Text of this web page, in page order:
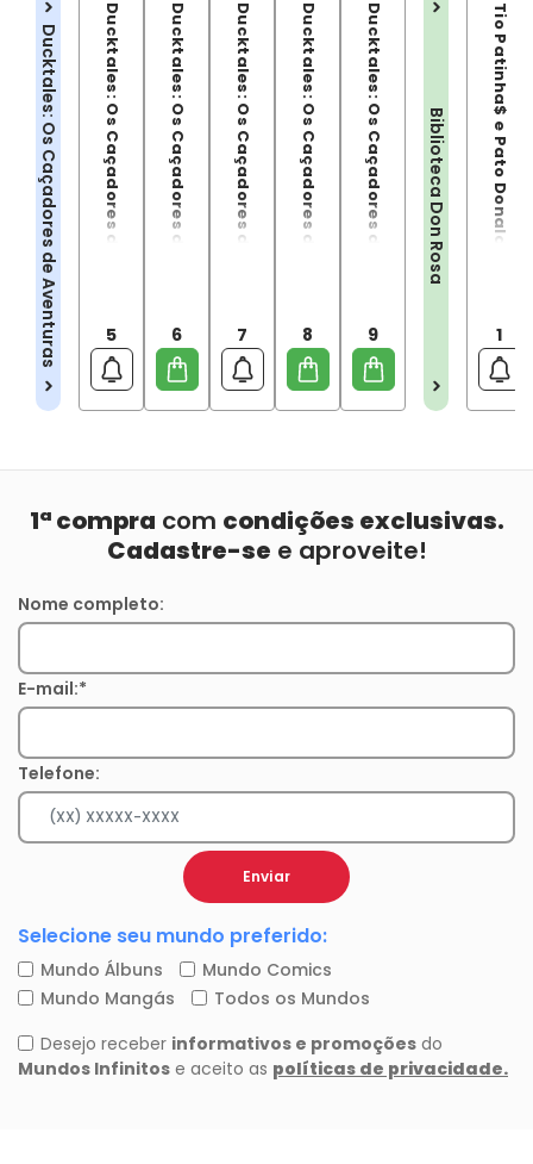
Ducktales: Os Caçadores de AventurasDucktales: Os Caçadores de Aventuras Vol.05
5 Ducktales: Os Caçadores de Aventuras Vol.06
6 Ducktales: Os Caçadores de Aventuras Vol.07
7 Ducktales: Os Caçadores de Aventuras Vol.08
8 Ducktales: Os Caçadores de Aventuras Vol.09
9
Biblioteca Don Rosa Tio Patinha$ e Pato Donald: O Filho Do Sol
1